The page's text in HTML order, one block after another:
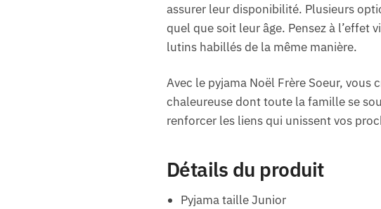
assurer leur disponibilité. Plusieurs
quel que soit leur âge. Pensez à
lutins habillés de la même manière.
Avec le pyjama Noël Frère Soeur, vous
chaleureuse dont toute la famille se
renforcer les liens qui unissent vos
Détails du produit
Pyjama taille Junior